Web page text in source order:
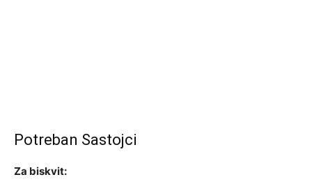
Potreban Sastojci
Za biskvit: